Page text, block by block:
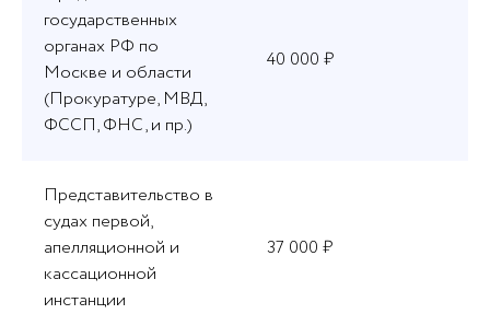
государственных
органах РФ по
Москве и области
(Прокуратуре, МВД,
ФССП, ФНС, и пр.)
40 000 ₽
Представительство в
судах первой,
апелляционной и
кассационной
инстанции
37 000 ₽